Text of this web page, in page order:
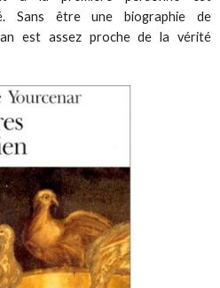
Sans être une biographie de
est assez proche de la vérité